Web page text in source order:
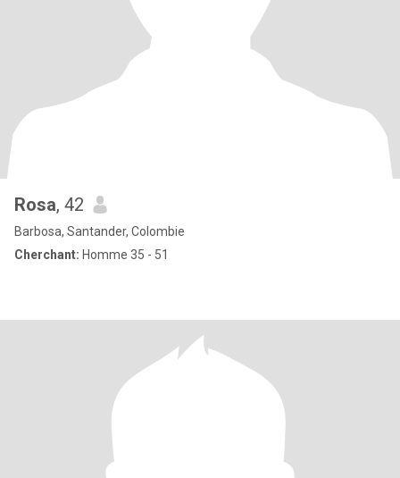
Rosa, 42
Barbosa, Santander, Colombie
Cherchant: Homme 35 - 51